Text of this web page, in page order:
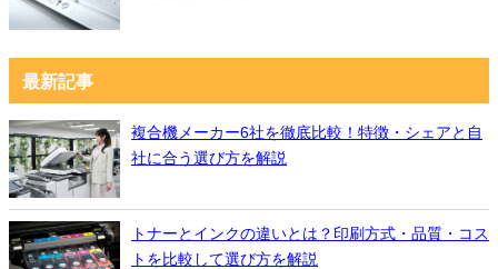
最新記事
複合機メーカー6社を徹底比較！特徴・シェアと自
社に合う選び方を解説
トナーとインクの違いとは？印刷方式・品質・コス
トを比較して選び方を解説